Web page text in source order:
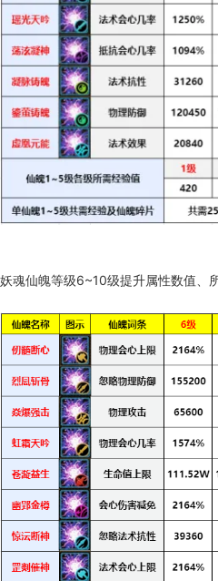
妖魂仙魄等级6~10级提升属性数值、